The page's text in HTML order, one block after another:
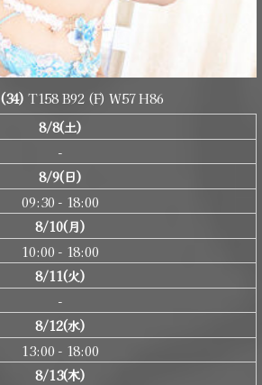
(34) T158 B92 (F) W57 H86
8/8(土)
-
8/9(日)
09:30 - 18:00
8/10(月)
10:00 - 18:00
8/11(火)
-
8/12(水)
13:00 - 18:00
8/13(木)